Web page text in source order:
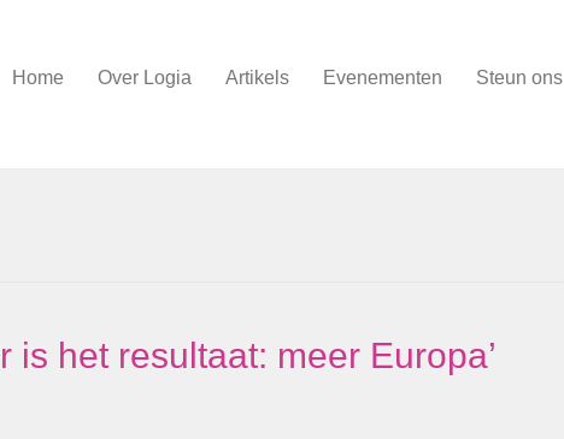
Home Over Logia Artikels Evenementen Steun ons
is het resultaat: meer Europa’